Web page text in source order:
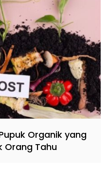
Organik yang
Orang Tahu